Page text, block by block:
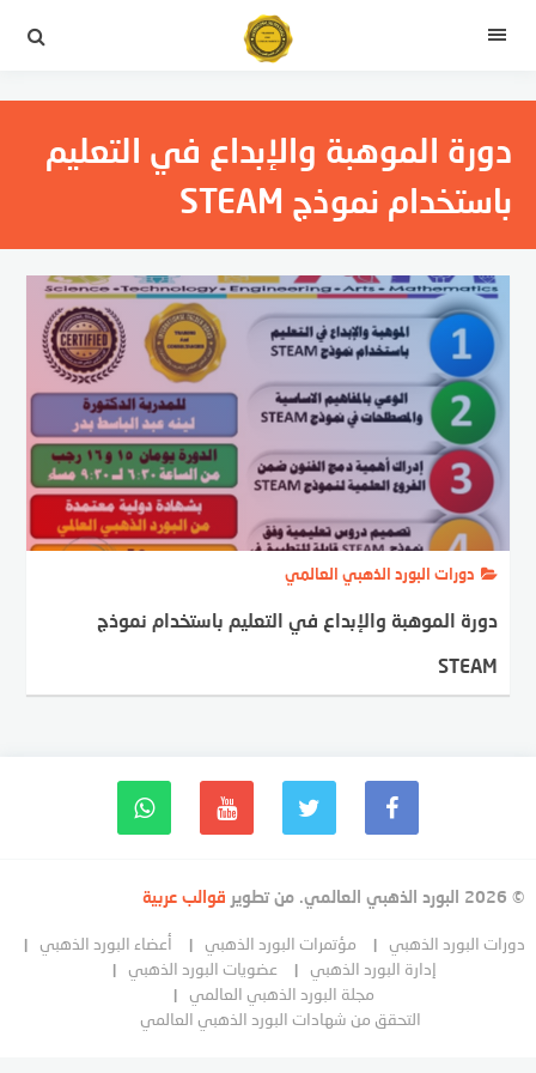
دورة الموهبة والإبداع في التعليم
باستخدام نموذج STEAM
دورات البورد الذهبي العالمي
دورة الموهبة والإبداع في التعليم باستخدام نموذج
STEAM
© 2026 البورد الذهبي العالمي. من تطوير قوالب عربية
دورات البورد الذهبي مؤتمرات البورد الذهبي
أعضاء البورد الذهبي
إدارة البورد الذهبي
عضويات البورد الذهبي
مجلة البورد الذهبي العالمي
التحقق من شهادات البورد الذهبي العالمي